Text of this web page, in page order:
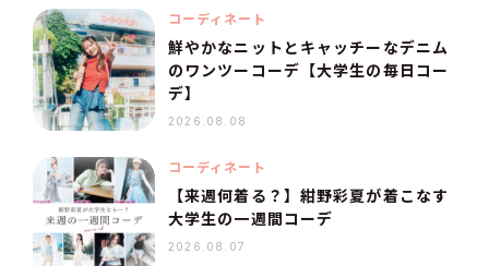
コーディネート
鮮やかなニットとキャッチーなデニム
のワンツーコーデ【大学生の毎日コー
デ】
2026.08.08
コーディネート
【来週何着る？】紺野彩夏が着こなす
大学生の一週間コーデ
2026.08.07